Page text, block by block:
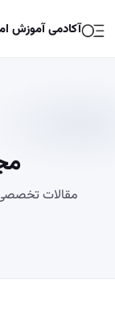
آکادمی آموزش
مقالات